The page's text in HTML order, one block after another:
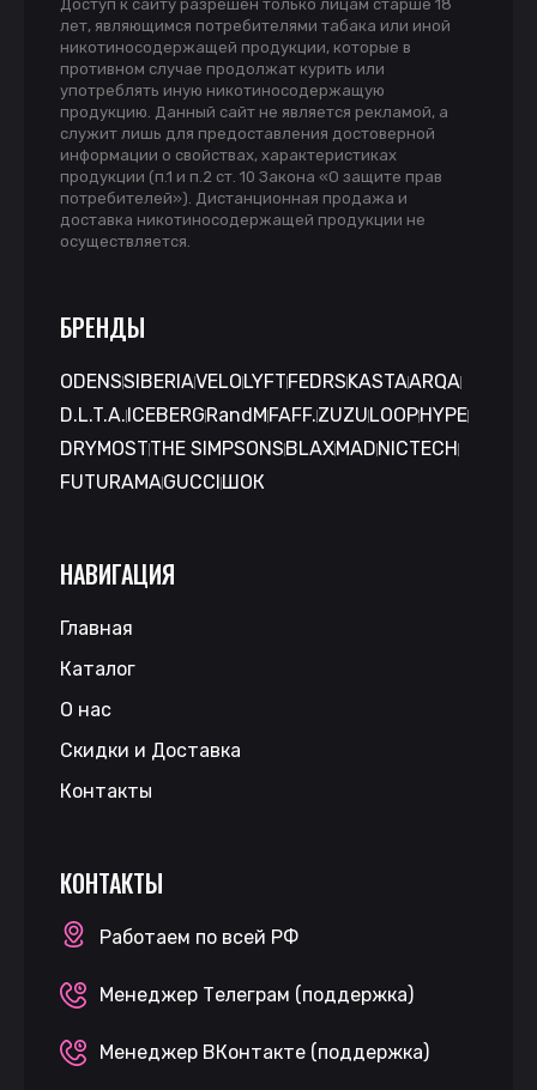
Доступ к сайту разрешен только лицам старше 18
лет, являющимся потребителями табака или иной
никотиносодержащей продукции, которые в
противном случае продолжат курить или
употреблять иную никотиносодержащую
продукцию. Данный сайт не является рекламой, а
служит лишь для предоставления достоверной
информации о свойствах, характеристиках
продукции (п.1 и п.2 ст. 10 Закона «О защите прав
потребителей»). Дистанционная продажа и
доставка никотиносодержащей продукции не
осуществляется.
БРЕНДЫ
ODENSSIBERIAVELO LYFT FEDRS KASTAARQA
D.L.T.A. ICEBERG RandM FAFF.ZUZU LOOPHYPE
DRYMOSTTHE SIMPSONS BLAXMAD NICTECH
FUTURAMAGUCCI ШОК
НАВИГАЦИЯ
Главная
Каталог
О нас
Скидки и Доставка
Контакты
КОНТАКТЫ
Работаем по всей РФ
Менеджер Телеграм (поддержка)
Менеджер ВКонтакте (поддержка)